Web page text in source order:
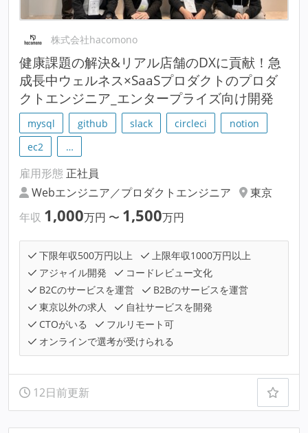
株式会社hacomono
健康課題の解決&リアル店舗のDXに貢献！急
成長中ウェルネス×SaaSプロダクトのプロダ
クトエンジニア_エンタープライズ向け開発
mysql github slack circleci
notion
ec2
…
雇用形態 正社員
Webエンジニア／プロダクトエンジニア
東京
年収 1,000万円 〜 1,500万円
下限年収500万円以上
上限年収1000万円以上
アジャイル開発
コードレビュー文化
B2Cのサービスを運営
B2Bのサービスを運営
東京以外の求人
自社サービスを開発
CTOがいる
フルリモート可
オンラインで選考が受けられる
12日前更新